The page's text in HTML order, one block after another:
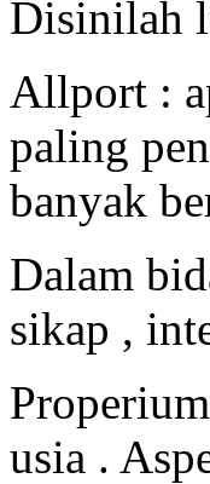
Disinilah
Allport :
paling
banyak
Dalam
sikap ,
usia .